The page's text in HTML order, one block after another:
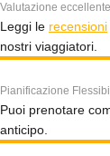
Valutazione eccellente
Leggi le recensioni
nostri viaggiatori.
Pianificazione
Puoi prenotare
anticipo.